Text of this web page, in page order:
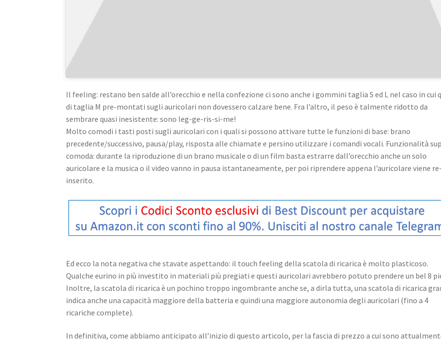
Il feeling: restano ben salde all’orecchio e nella confezione ci sono anche i gommini taglia S ed L nel caso in cui
di taglia M pre-montati sugli auricolari non dovessero calzare bene. Fra l’altro, il peso è talmente ridotto da
sembrare quasi inesistente: sono leg-ge-ris-si-me!
Molto comodi i tasti posti sugli auricolari con i quali si possono attivare tutte le funzioni di base: brano
precedente/successivo, pausa/play, risposta alle chiamate e persino utilizzare i comandi vocali. Funzionalità
comoda: durante la riproduzione di un brano musicale o di un film basta estrarre dall’orecchio anche un solo
auricolare e la musica o il video vanno in pausa istantaneamente, per poi riprendere appena l’auricolare viene re-
inserito.
Ed ecco la nota negativa che stavate aspettando: il touch feeling della scatola di ricarica è molto plasticoso.
Qualche eurino in più investito in materiali più pregiati e questi auricolari avrebbero potuto prendere un bel 8
Inoltre, la scatola di ricarica è un pochino troppo ingombrante anche se, a dirla tutta, una scatola di ricarica
indica anche una capacità maggiore della batteria e quindi una maggiore autonomia degli auricolari (fino a 4
ricariche complete).
In definitiva, come abbiamo anticipato all’inizio di questo articolo, per la fascia di prezzo a cui sono